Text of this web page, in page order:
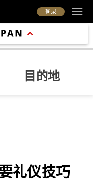
登录
目的地
礼仪技巧